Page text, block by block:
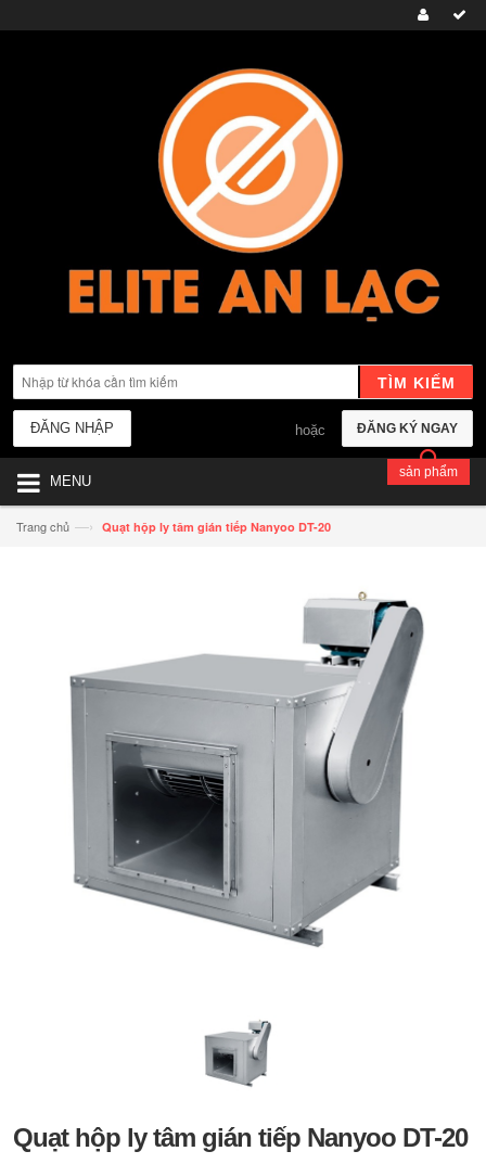
TÌM KIẾM
ĐĂNG KÝ NGAY
hoặc
ĐĂNG NHẬP
MENU
sản phẩm
Trang chủ —› Quạt hộp ly tâm gián tiếp Nanyoo DT-20
Quạt hộp ly tâm gián tiếp Nanyoo DT-20